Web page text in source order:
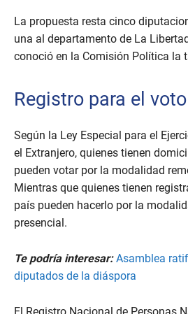
La propuesta resta cinco
una al departamento de La
conoció en la Comisión Política la
Registro para el
Según la Ley Especial para el
el Extranjero, quienes tienen
pueden votar por la modalidad
Mientras que quienes tienen
país pueden hacerlo por la
presencial.
Te podría interesar: Asamblea
diputados de la diáspora